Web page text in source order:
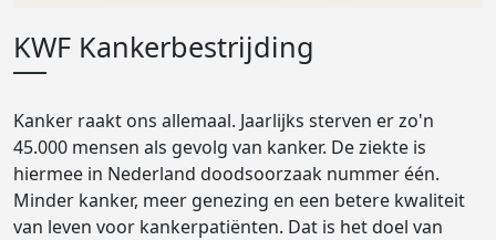
KWF Kankerbestrijding
Kanker raakt ons allemaal. Jaarlijks sterven er zo'n
45.000 mensen als gevolg van kanker. De ziekte is
hiermee in Nederland doodsoorzaak nummer één.
Minder kanker, meer genezing en een betere kwaliteit
van leven voor kankerpatiënten. Dat is het doel van